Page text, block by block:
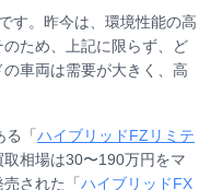
す。昨今は、環境性能の高
ため、上記に限らず、ど
車両は需要が大きく、高
「 ハイブリッドFZリミテ
取相場は30〜190万円をマ
された「 ハイブリッドFX